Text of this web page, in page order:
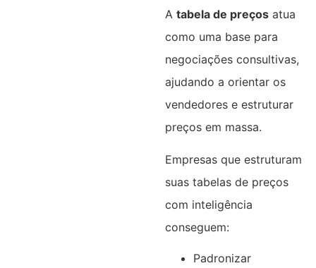
A tabela de preçosatua
como uma base para
negociações consultivas,
ajudando a orientar os
vendedores e estruturar
preços em massa.
Empresas que estruturam
suas tabelas de preços
com inteligência
conseguem:
Padronizar